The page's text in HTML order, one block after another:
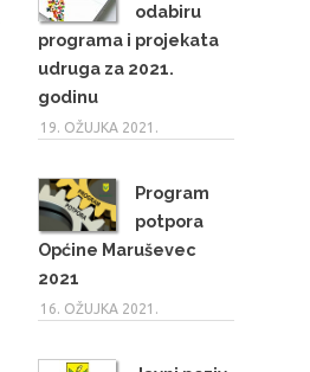
odabiru
programa i projekata
udruga za 2021.
godinu
19. OŽUJKA 2021.
Program
potpora
Općine Maruševec
2021
16. OŽUJKA 2021.